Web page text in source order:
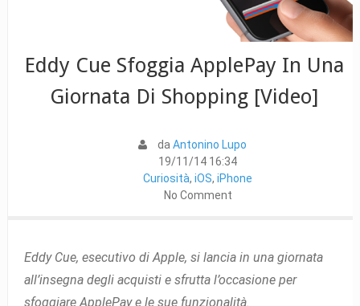
Eddy Cue Sfoggia ApplePay In Una
Giornata Di Shopping [Video]
daAntonino Lupo
19/11/14 16:34
Curiosità,iOS,iPhone
No Comment
Eddy Cue, esecutivo di Apple, si lancia in una giornata
all’insegna degli acquisti e sfrutta l’occasione per
sfoggiare ApplePay e le sue funzionalità.